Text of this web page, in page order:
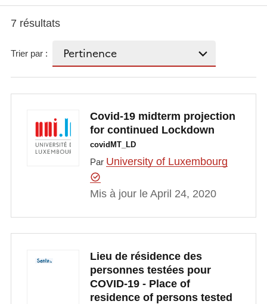
7 résultats
Trier par :
Covid-19 midterm projection
for continued Lockdown
covidMT_LD
Par University of Luxembourg
Mis à jour le April 24, 2020
Lieu de résidence des
personnes testées pour
COVID-19 - Place of
residence of persons tested